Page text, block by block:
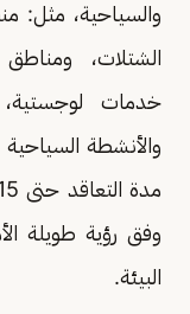
والسياحية، مثل:
الشتلات،
خدمات
والأنشطة السياحية
وفق رؤية طويلة
البيئة.